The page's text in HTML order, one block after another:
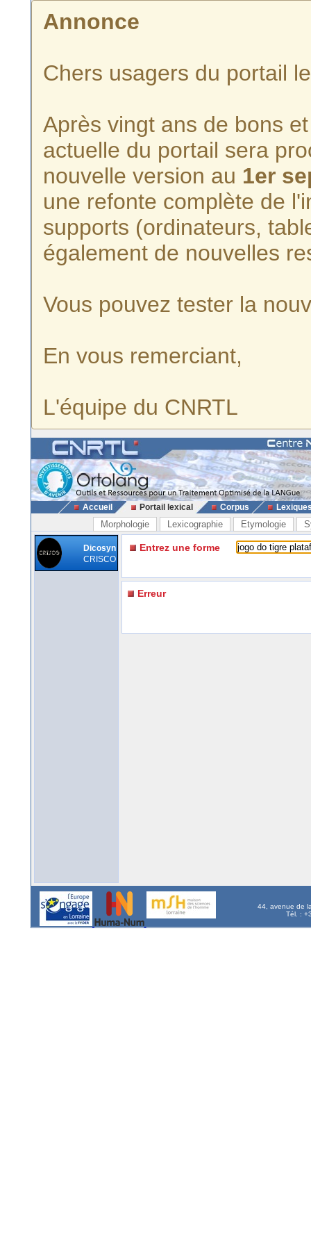
Annonce
Chers usagers du portail
Après vingt ans de bons
actuelle du portail sera
nouvelle version au 1er
une refonte complète de
supports (ordinateurs,
également de nouvelles
Vous pouvez tester la
En vous remerciant,
L'équipe du CNRTL
Accueil Portail lexical Corpus
Morphologie Lexicographie Etymologie
Dicosyn
CRISCO
Entrez une forme
Erreur
44, avenue de
Tél. :